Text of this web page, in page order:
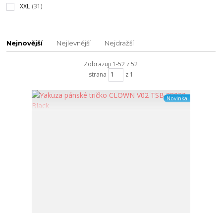
XXL (31)
Nejnovější Nejlevnější Nejdražší
Zobrazuji 1-52 z 52
strana
z 1
Novinka